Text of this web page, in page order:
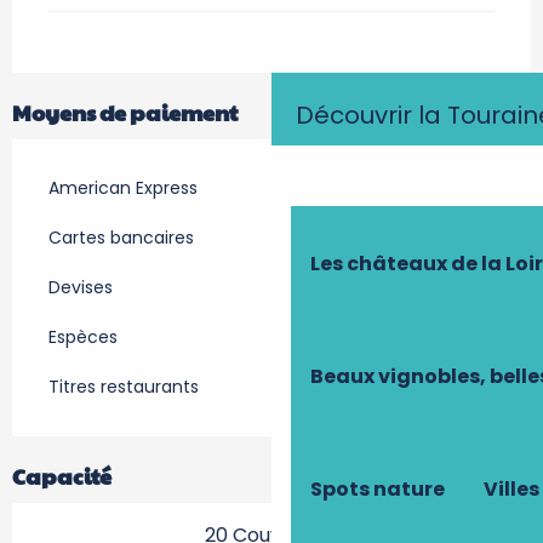
Découvrir la
Les châteaux de la
Beaux vignobles,
Spots nature
Moyens de paiement
American Express
Cartes bancaires
Devises
Espèces
Titres restaurants
Capacité
20 Couvert(s)